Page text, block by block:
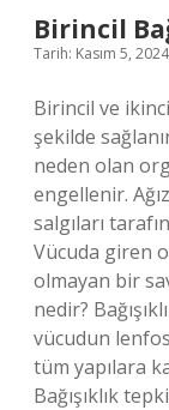
Birincil
Tarih: Kasım 5, 2024
Birincil ve
şekilde
neden olan
engellenir.
salgıları
Vücuda giren
olmayan bir
nedir?
vücudun
tüm yapılara
Bağışıklık